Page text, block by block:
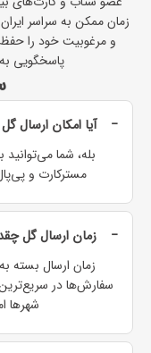
زمان ممکن به سراسر
پاسخگویی
آیا امکان ارسال
بله، شما می‌توانید
مسترکارت و
زمان ارسال گل
زمان ارسال بسته
سفارش‌ها در
شهرها